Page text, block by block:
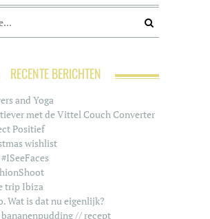
RECENTE BERICHTEN
and Yoga
met de Vittel Couch Converter
Positief
wishlist
trip Ibiza
Wat is dat nu eigenlijk?
// recept